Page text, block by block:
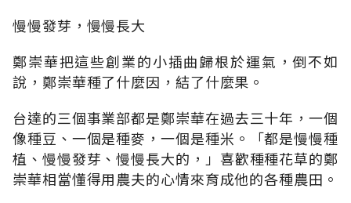
慢慢發芽，慢慢長大
鄭崇華把這些創業的小插曲歸根於運氣，倒不如
說，鄭崇華種了什麼因，結了什麼果。
台達的三個事業部都是鄭崇華在過去三十年，一個
像種豆、一個是種麥，一個是種米。「都是慢慢種
植、慢慢發芽、慢慢長大的，」喜歡種種花草的鄭
崇華相當懂得用農夫的心情來育成他的各種農田。